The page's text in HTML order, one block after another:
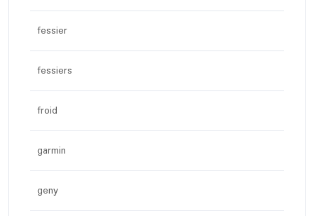
fessier
fessiers
froid
garmin
geny